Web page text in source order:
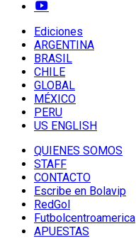
Ediciones
ARGENTINA
BRASIL
CHILE
GLOBAL
MÉXICO
PERU
US ENGLISH
QUIENES SOMOS
STAFF
CONTACTO
Escribe en Bolavip
RedGol
Futbolcentroamerica
APUESTAS